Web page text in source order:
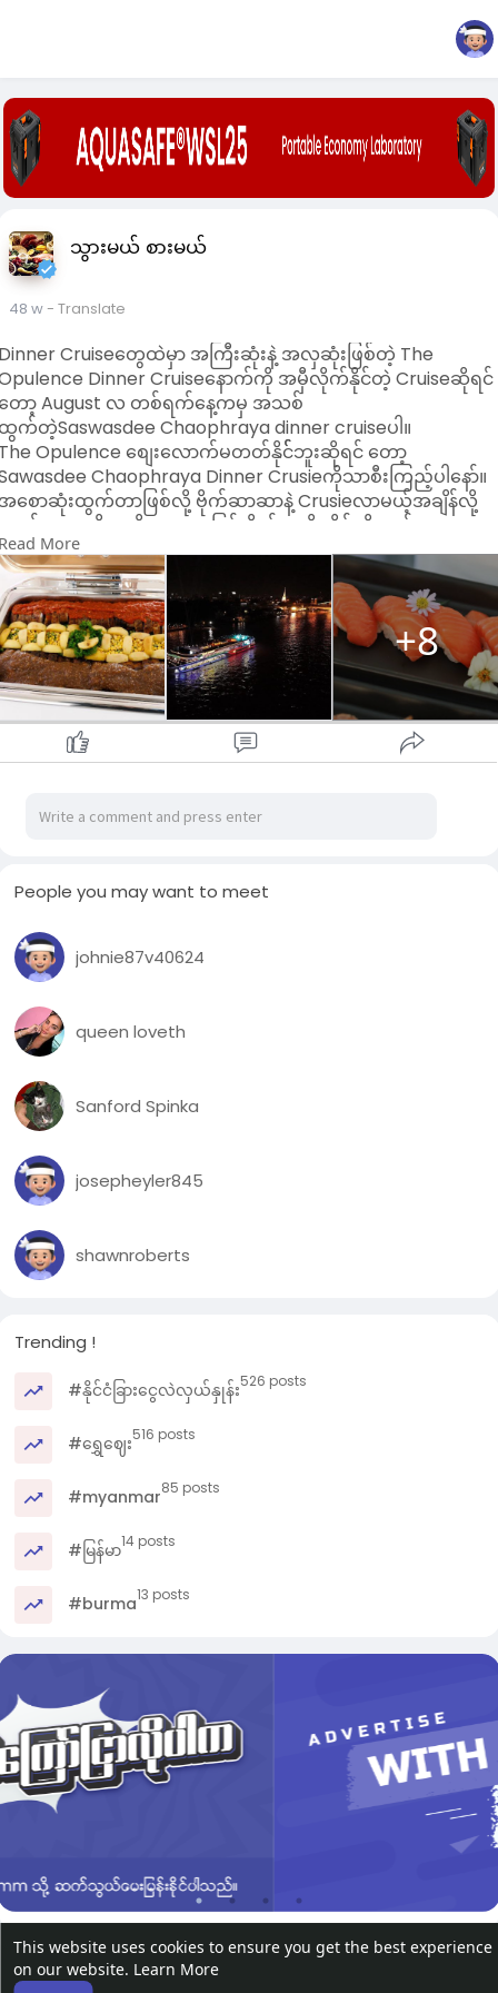
This website uses cookies to ensure you get the best experience
on our website. Learn More
သွားမယ် စားမယ်
48 w- Translate
Cruiseတွေထဲမှာ အကြီးဆုံးနဲ့ အလှဆုံးဖြစ်တဲ့ The
Dinner Cruiseနောက်ကို အမှီလိုက်နိုင်တဲ့ Cruiseဆိုရင်
ော့ August လ တစ်ရက်နေ့ကမှ အသစ်
က်တဲ့Saswasdee Chaophraya dinner cruiseပါ။
Opulence စျေးလောက်မတတ်နိုင််ဘူးဆိုရင် တော့
Chaophraya Dinner Crusieကိုသာစီးကြည့်ပါနော်။
စောဆုံးထွက်တာဖြစ်လို့ ဗိုက်ဆာဆာနဲ့ Crusieလာမယ့်အချိန်လို့
ောင့်စရာမလိုသလို စောစောပြန်ဆိုက်တာမို့ အိမ်ကိုလည်း စောစော
ြန်ရောက်ပါတယ်။
အစားအသောက်တွေလည်း ကောင်းမွန်ပြီး Seat
လေးတွေချထားတာအဆင်ပြေတာမို့ တချို့cruiseတွေလို ဝိုင်း
ြပ်နေတာမျိုးတွေ ဖြစ်မနေပါဘူး။
ကနေစထွက်ပြီး Iconsiam မှာပဲပြန်ဆိုက်ပါတယ်။
ကလည်းကြီးတာမို့ Bangkokမှာ Crusieစီးရင်း dinner စား
ယ်ဆို အဆင်ပြေတဲ့ Dinner Cruiseထဲမှာပါပါတယ်။
အရောင်ကလည်းလှသလို performance တွေလည်းThai
danceတွေကိုလည်းပါဝင်မှာပါ။
သစ်စထွက်တဲ့Dinner Crusieမို့ Roof top edge seatတွေကို
More
+8
People you may want to meet
johnie87v40624
queen loveth
Sanford Spinka
josepheyler845
shawnroberts
Trending !
#နိုင်ငံခြားငွေလဲလှယ်နှုန်း526 posts
#ရွှေဈေး516 posts
#myanmar85 posts
#မြန်မာ14 posts
#burma13 posts